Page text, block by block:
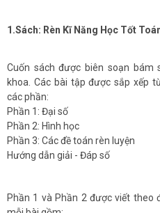
1.Sách: Rèn Kĩ Năng Học Tốt
Cuốn sách được biên soạn
khoa. Các bài tập được sắp xếp
các phần:
Phần 1: Đại số
Phần 2: Hình học
Phần 3: Các đề toán rèn luyện
Hướng dẫn giải - Đáp số
Phần 1 và Phần 2 được viết theo